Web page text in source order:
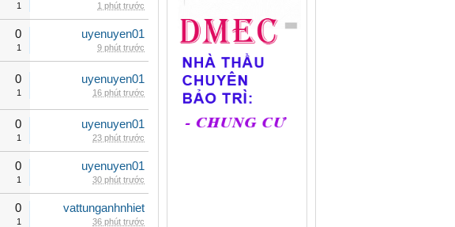
1 1 phút trước
0
1
uyenuyen01
9 phút trước
0
1
uyenuyen01
16 phút trước
0
1
uyenuyen01
23 phút trước
0
1
uyenuyen01
30 phút trước
0
1
vattunganhnhiet
36 phút trước